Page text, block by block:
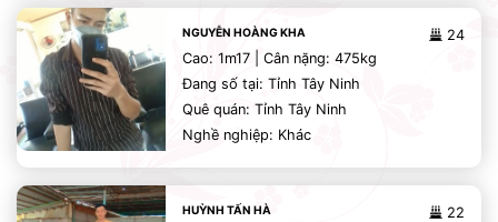
24
NGUYỄN HOÀNG KHA
Cao: 1m17 | Cân nặng: 475kg
Đang số tại: Tỉnh Tây Ninh
Quê quán: Tỉnh Tây Ninh
Nghề nghiệp: Khác
22
HUỲNH TẤN HÀ